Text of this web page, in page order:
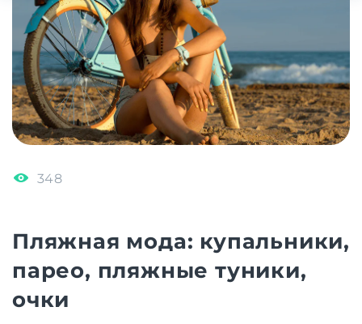
348
Пляжная мода: купальники,
парео, пляжные туники,
очки